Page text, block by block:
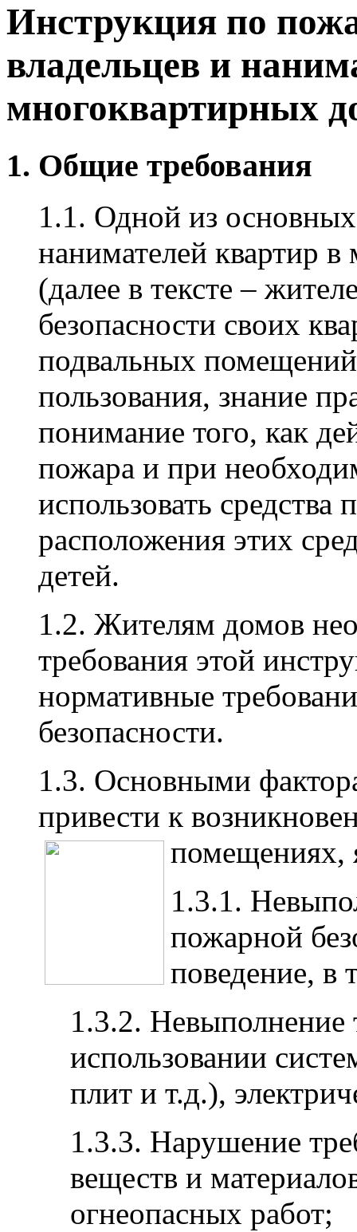
Инструкция по
владельцев и
многоквартирных
1. Общие требования
1.1. Одной из основных
нанимателей квартир
(далее в тексте –
безопасности своих
подвальных
пользования, знание
понимание того, как
пожара и при
использовать
расположения этих
детей.
1.2. Жителям домов
требования этой
нормативные
безопасности.
1.3. Основными
привести к
помещениях,
1.3.1.
пожарной
поведение, в
1.3.2. Невыполнение
использовании
плит и т.д.),
1.3.3. Нарушение
веществ и
огнеопасных работ;